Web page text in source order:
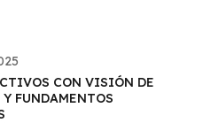
CON VISIÓN DE
Y FUNDAMENTOS